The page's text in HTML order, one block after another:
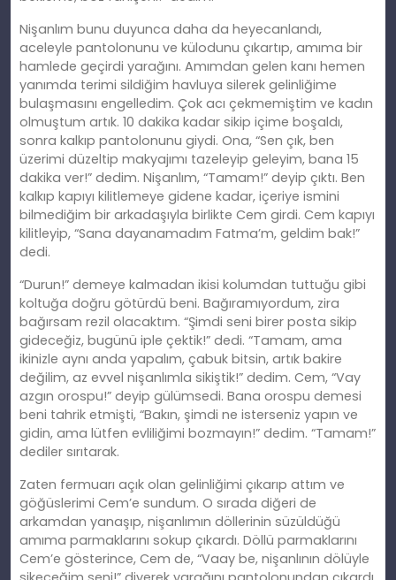
Nişanlım bunu duyunca daha da heyecanlandı,
aceleyle pantolonunu ve külodunu çıkartıp, amıma bir
hamlede geçirdi yarağını. Amımdan gelen kanı hemen
yanımda terimi sildiğim havluya silerek gelinliğime
bulaşmasını engelledim. Çok acı çekmemiştim ve kadın
olmuştum artık. 10 dakika kadar sikip içime boşaldı,
sonra kalkıp pantolonunu giydi. Ona, “Sen çık, ben
üzerimi düzeltip makyajımı tazeleyip geleyim, bana 15
dakika ver!” dedim. Nişanlım, “Tamam!” deyip çıktı. Ben
kalkıp kapıyı kilitlemeye gidene kadar, içeriye ismini
bilmediğim bir arkadaşıyla birlikte Cem girdi. Cem kapıyı
kilitleyip, “Sana dayanamadım Fatma’m, geldim bak!”
dedi.
“Durun!” demeye kalmadan ikisi kolumdan tuttuğu gibi
koltuğa doğru götürdü beni. Bağıramıyordum, zira
bağırsam rezil olacaktım. “Şimdi seni birer posta sikip
gideceğiz, bugünü iple çektik!” dedi. “Tamam, ama
ikinizle aynı anda yapalım, çabuk bitsin, artık bakire
değilim, az evvel nişanlımla sikiştik!” dedim. Cem, “Vay
azgın orospu!” deyip gülümsedi. Bana orospu demesi
beni tahrik etmişti, “Bakın, şimdi ne isterseniz yapın ve
gidin, ama lütfen evliliğimi bozmayın!” dedim. “Tamam!”
dediler sırıtarak.
Zaten fermuarı açık olan gelinliğimi çıkarıp attım ve
göğüslerimi Cem’e sundum. O sırada diğeri de
arkamdan yanaşıp, nişanlımın döllerinin süzüldüğü
amıma parmaklarını sokup çıkardı. Döllü parmaklarını
Cem’e gösterince, Cem de, “Vaay be, nişanlının dölüyle